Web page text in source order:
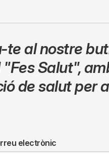
te al nostre
"Fes Salut",
de salut per a
electrònic